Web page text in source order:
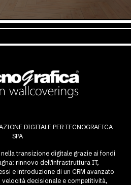
DIGITALE PER TECNOGRAFICA
SPA
transizione digitale grazie ai fondi
rinnovo dell'infrastruttura IT,
e introduzione di un CRM avanzato
decisionale e competitività,